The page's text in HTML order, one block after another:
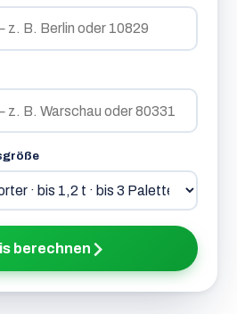
berechnen